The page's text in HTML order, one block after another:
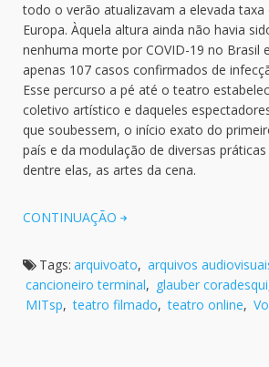
todo o verão atualizavam a elevada taxa
Europa. Àquela altura ainda não havia
nenhuma morte por COVID-19 no Brasil
apenas 107 casos confirmados de
Esse percurso a pé até o teatro
coletivo artístico e daqueles
que soubessem, o início exato do
país e da modulação de diversas
dentre elas, as artes da cena.
CONTINUAÇÃO
Tags: arquivoato, arquivos
cancioneiro terminal, glauber coradesqui
MITsp, teatro filmado, teatro online,